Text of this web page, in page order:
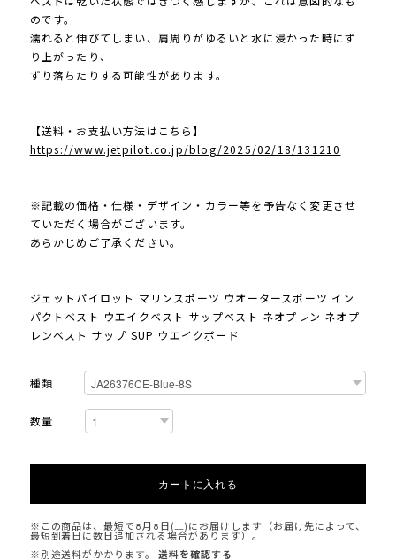
のです。
濡れると伸びてしまい、肩周りがゆるいと水に浸かった時にず
り上がったり、
ずり落ちたりする可能性があります。
【送料・お支払い方法はこちら】
https://www.jetpilot.co.jp/blog/2025/02/18/131210
※記載の価格・仕様・デザイン・カラー等を予告なく変更させ
ていただく場合がございます。
あらかじめご了承ください。
ジェットパイロット マリンスポーツ ウオータースポーツ イン
パクトベスト ウエイクベスト サップベスト ネオプレン ネオプ
レンベスト サップ SUP ウエイクボード
種類
数量
カートに入れる
※この商品は、最短で8月8日(土)にお届けします（お届け先によって、
最短到着日に数日追加される場合があります）。
※別途送料がかかります。
送料を確認する